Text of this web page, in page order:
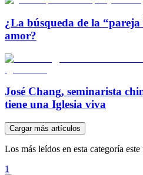
¿La búsqueda de la
amor?
José Chang, seminarista
tiene una Iglesia viva
Cargar más artículos
Los más leídos en esta categoría este
1